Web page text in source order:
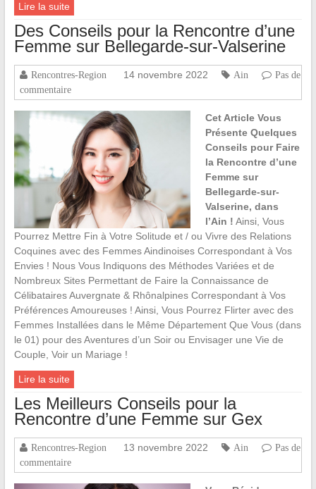
Lire la suite
Des Conseils pour la Rencontre d’une
Femme sur Bellegarde-sur-Valserine
Rencontres-Region 14 novembre 2022 Ain
Pas de
commentaire
Cet Article Vous
Présente Quelques
Conseils pour Faire
la Rencontre d’une
Femme sur
Bellegarde-sur-
Valserine, dans
l’Ain ! Ainsi, Vous
Pourrez Mettre Fin à Votre Solitude et / ou Vivre des Relations
Coquines avec des Femmes Aindinoises Correspondant à Vos
Envies ! Nous Vous Indiquons des Méthodes Variées et de
Nombreux Sites Permettant de Faire la Connaissance de
Célibataires Auvergnate & Rhônalpines Correspondant à Vos
Préférences Amoureuses ! Ainsi, Vous Pourrez Flirter avec des
Femmes Installées dans le Même Département Que Vous (dans
le 01) pour des Aventures d’un Soir ou Envisager une Vie de
Couple, Voir un Mariage !
Lire la suite
Les Meilleurs Conseils pour la
Rencontre d’une Femme sur Gex
Rencontres-Region 13 novembre 2022 Ain
Pas de
commentaire